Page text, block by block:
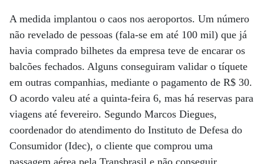
A medida implantou o caos nos aeroportos. Um número
não revelado de pessoas (fala-se em até 100 mil) que já
havia comprado bilhetes da empresa teve de encarar os
balcões fechados. Alguns conseguiram validar o tíquete
em outras companhias, mediante o pagamento de R$ 30.
O acordo valeu até a quinta-feira 6, mas há reservas para
viagens até fevereiro. Segundo Marcos Diegues,
coordenador do atendimento do Instituto de Defesa do
Consumidor (Idec), o cliente que comprou uma
passagem aérea pela Transbrasil e não conseguir